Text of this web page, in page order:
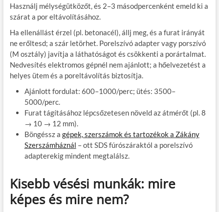
Használj mélységütközőt, és 2–3 másodpercenként emeld ki a
szárat a por eltávolításához.
Ha ellenállást érzel (pl. betonacél), állj meg, és a furat irányát
ne erőltesd; a szár letörhet. Porelszívó adapter vagy porszívó
(M osztály) javítja a láthatóságot és csökkenti a porártalmat.
Nedvesítés elektromos gépnél nem ajánlott; a hőelvezetést a
helyes ütem és a poreltávolítás biztosítja.
Ajánlott fordulat: 600–1000/perc; ütés: 3500–
5000/perc.
Furat tágításához lépcsőzetesen növeld az átmérőt (pl. 8
→ 10 → 12 mm).
Böngéssz a gépek, szerszámok és tartozékok a Zákány
Szerszámháznál – ott SDS fúrószáraktól a porelszívó
adapterekig mindent megtalálsz.
Kisebb vésési munkák: mire
képes és mire nem?